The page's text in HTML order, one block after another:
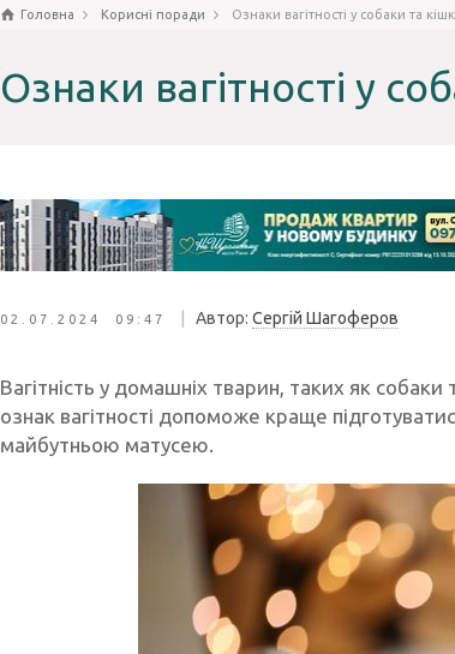
Головна Корисні поради Ознаки вагітності у собаки та
Ознаки вагітності у
02.07.2024 09:47 Автор: Сергій Шагоферов
Вагітність у домашніх тварин, таких як
ознак вагітності допоможе краще
майбутньою матусею.